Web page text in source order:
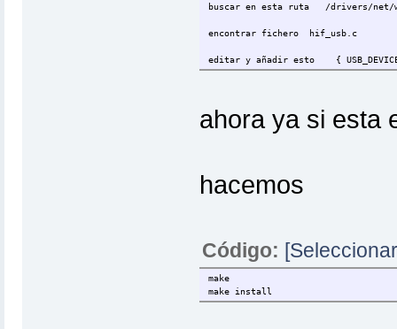
buscar en esta ruta /drivers/net/
encontrar fichero hif_usb.c
editar y añadir esto {
ahora ya si esta
hacemos
Código:
make
make install